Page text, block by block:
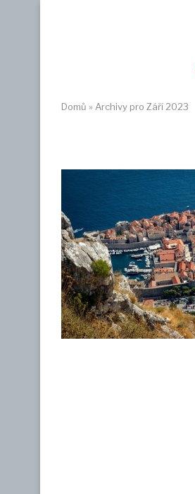
Domů » Archivy pro Září 2023